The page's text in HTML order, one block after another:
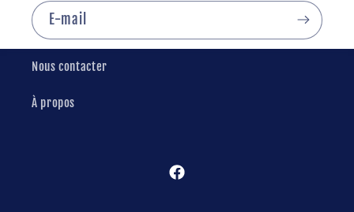
E-mail
Nous contacter
À propos
Facebook